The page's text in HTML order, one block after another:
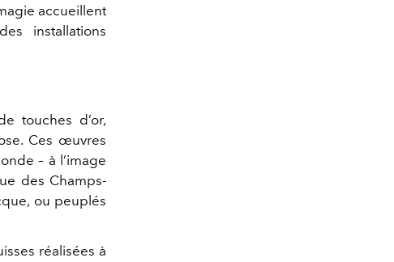
accueillent
installations
touches d’or,
Ces œuvres
– à l’image
des Champs-
ou peuplés
réalisées à